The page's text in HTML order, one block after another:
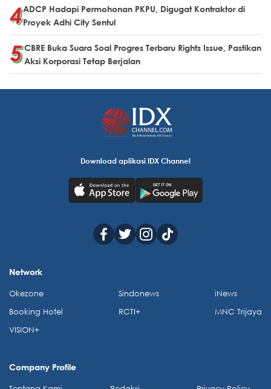
ADCP Hadapi Permohonan PKPU, Digugat Kontraktor di
Proyek Adhi City Sentul
CBRE Buka Suara Soal Progres Terbaru Rights Issue, Pastikan
Aksi Korporasi Tetap Berjalan
Download aplikasi IDX Channel
Network
Okezone
Booking Hotel
VISION+
Sindonews
RCTI+
iNews
MNC Trijaya
Company Profile